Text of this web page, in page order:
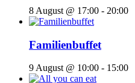
8 August @ 17:00 - 20:00
Familienbuffet
9 August @ 10:00 - 15:00